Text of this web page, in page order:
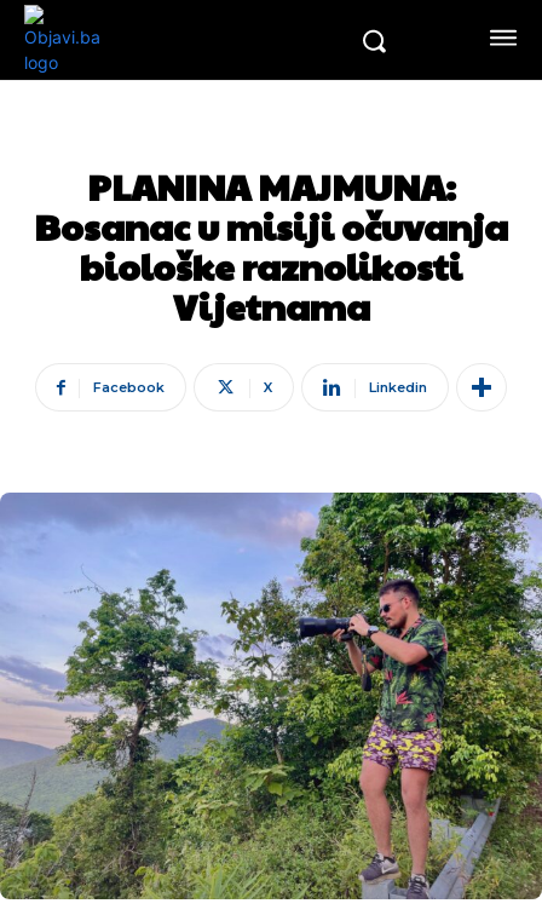
PLANINA MAJMUNA:
Bosanac u misiji očuvanja
biološke raznolikosti
Vijetnama
Facebook X Linkedin